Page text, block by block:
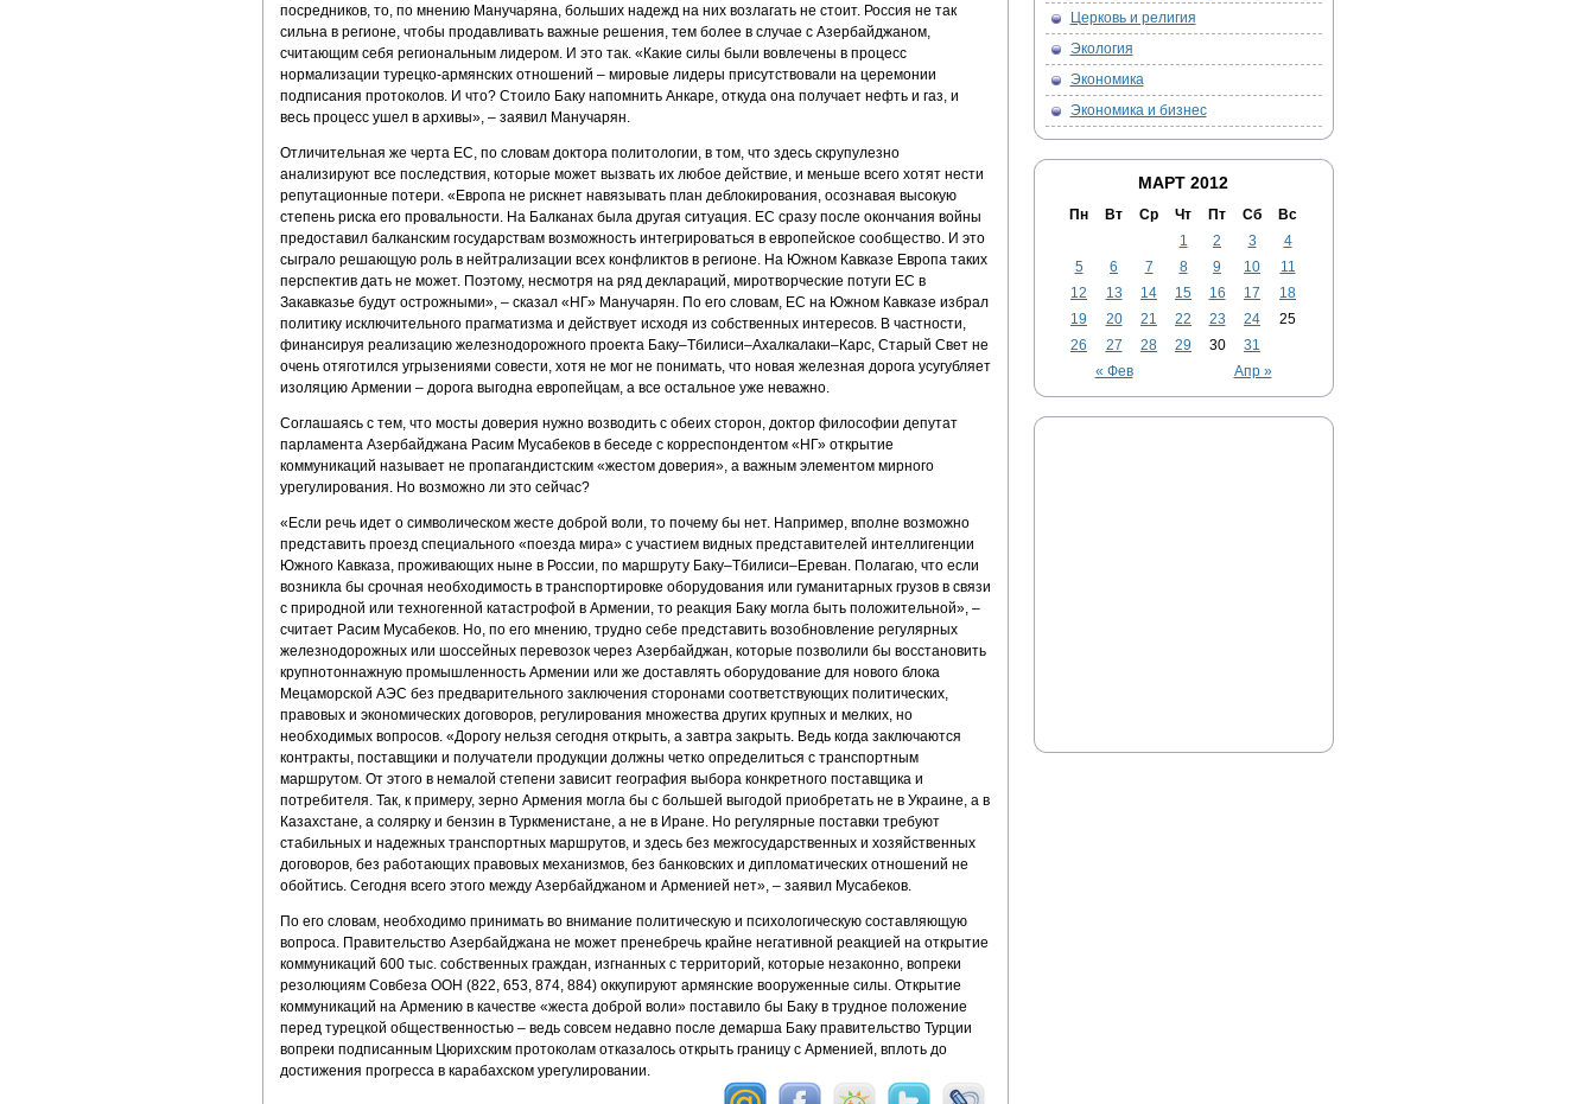
посредников, то, по мнению Манучаряна, больших надежд на них возлагать не стоит. Россия не так
сильна в регионе, чтобы продавливать важные решения, тем более в случае с Азербайджаном,
считающим себя региональным лидером. И это так. «Какие силы были вовлечены в процесс
нормализации турецко-армянских отношений – мировые лидеры присутствовали на церемонии
подписания протоколов. И что? Стоило Баку напомнить Анкаре, откуда она получает нефть и газ, и
весь процесс ушел в архивы», – заявил Манучарян.
Отличительная же черта ЕС, по словам доктора политологии, в том, что здесь скрупулезно
анализируют все последствия, которые может вызвать их любое действие, и меньше всего хотят нести
репутационные потери. «Европа не рискнет навязывать план деблокирования, осознавая высокую
степень риска его провальности. На Балканах была другая ситуация. ЕС сразу после окончания войны
предоставил балканским государствам возможность интегрироваться в европейское сообщество. И это
сыграло решающую роль в нейтрализации всех конфликтов в регионе. На Южном Кавказе Европа таких
перспектив дать не может. Поэтому, несмотря на ряд деклараций, миротворческие потуги ЕС в
Закавказье будут острожными», – сказал «НГ» Манучарян. По его словам, ЕС на Южном Кавказе избрал
политику исключительного прагматизма и действует исходя из собственных интересов. В частности,
финансируя реализацию железнодорожного проекта Баку–Тбилиси–Ахалкалаки–Карс, Старый Свет не
очень отяготился угрызениями совести, хотя не мог не понимать, что новая железная дорога усугубляет
изоляцию Армении – дорога выгодна европейцам, а все остальное уже неважно.
Соглашаясь с тем, что мосты доверия нужно возводить с обеих сторон, доктор философии депутат
парламента Азербайджана Расим Мусабеков в беседе с корреспондентом «НГ» открытие
коммуникаций называет не пропагандистским «жестом доверия», а важным элементом мирного
урегулирования. Но возможно ли это сейчас?
«Если речь идет о символическом жесте доброй воли, то почему бы нет. Например, вполне возможно
представить проезд специального «поезда мира» с участием видных представителей интеллигенции
Южного Кавказа, проживающих ныне в России, по маршруту Баку–Тбилиси–Ереван. Полагаю, что если
возникла бы срочная необходимость в транспортировке оборудования или гуманитарных грузов в связи
с природной или техногенной катастрофой в Армении, то реакция Баку могла быть положительной», –
считает Расим Мусабеков. Но, по его мнению, трудно себе представить возобновление регулярных
железнодорожных или шоссейных перевозок через Азербайджан, которые позволили бы восстановить
крупнотоннажную промышленность Армении или же доставлять оборудование для нового блока
Мецаморской АЭС без предварительного заключения сторонами соответствующих политических,
правовых и экономических договоров, регулирования множества других крупных и мелких, но
необходимых вопросов. «Дорогу нельзя сегодня открыть, а завтра закрыть. Ведь когда заключаются
контракты, поставщики и получатели продукции должны четко определиться с транспортным
маршрутом. От этого в немалой степени зависит география выбора конкретного поставщика и
потребителя. Так, к примеру, зерно Армения могла бы с большей выгодой приобретать не в Украине, а в
Казахстане, а солярку и бензин в Туркменистане, а не в Иране. Но регулярные поставки требуют
стабильных и надежных транспортных маршрутов, и здесь без межгосударственных и хозяйственных
договоров, без работающих правовых механизмов, без банковских и дипломатических отношений не
обойтись. Сегодня всего этого между Азербайджаном и Арменией нет», – заявил Мусабеков.
По его словам, необходимо принимать во внимание политическую и психологическую составляющую
вопроса. Правительство Азербайджана не может пренебречь крайне негативной реакцией на открытие
коммуникаций 600 тыс. собственных граждан, изгнанных с территорий, которые незаконно, вопреки
резолюциям Совбеза ООН (822, 653, 874, 884) оккупируют армянские вооруженные силы. Открытие
коммуникаций на Армению в качестве «жеста доброй воли» поставило бы Баку в трудное положение
перед турецкой общественностью – ведь совсем недавно после демарша Баку правительство Турции
вопреки подписанным Цюрихским протоколам отказалось открыть границу с Арменией, вплоть до
достижения прогресса в карабахском урегулировании.
Церковь и религия
Экология
Экономика
Экономика и бизнес
МАРТ 2012
Пн Вт Ср Чт Пт Сб Вс
« Фев Апр »
1 2 3
4
5
6 7 8 9 10
11
12
13 14 15 16 17
18
19
20 21 22 23 24
25
26
27 28 29 30 31